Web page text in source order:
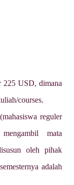
225 USD, dimana
courses.
reguler
mata
oleh pihak
adalah